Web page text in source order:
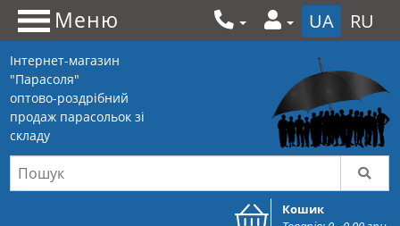
Меню UA RU
Інтернет-магазин
"Парасоля"
оптово-роздрібний
продаж парасольок зі
складу
Кошик